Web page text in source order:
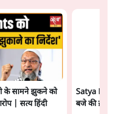
इस सभ्यता के साथ जो कर
संघ परिवार का आख्यान इन
में रहने वाला अल्पसंख्यक
उसकी देशभक्ति भी संदिग्ध है।
देशभक्त है। इसलिए हिंदू खतरे
है कि समाजवाद, साम्यवाद,
संविधानवाद के विचार विदेश
के लिए ग्राह्य नहीं हो